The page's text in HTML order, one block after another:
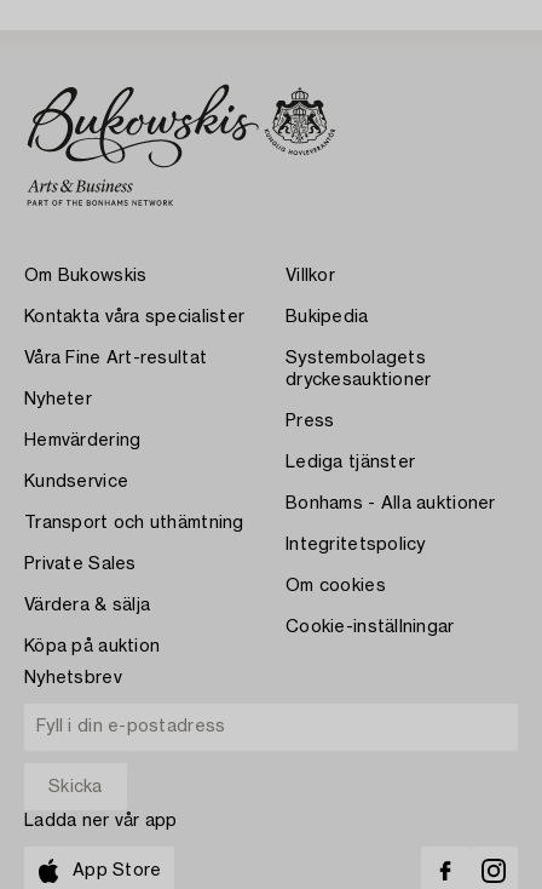
Om Bukowskis
Kontakta våra specialister
Våra Fine Art-resultat
Nyheter
Hemvärdering
Kundservice
Transport och uthämtning
Private Sales
Värdera & sälja
Köpa på auktion
Villkor
Bukipedia
Systembolagets
dryckesauktioner
Press
Lediga tjänster
Bonhams - Alla auktioner
Integritetspolicy
Om cookies
Cookie-inställningar
Nyhetsbrev
Ladda ner vår app
App Store